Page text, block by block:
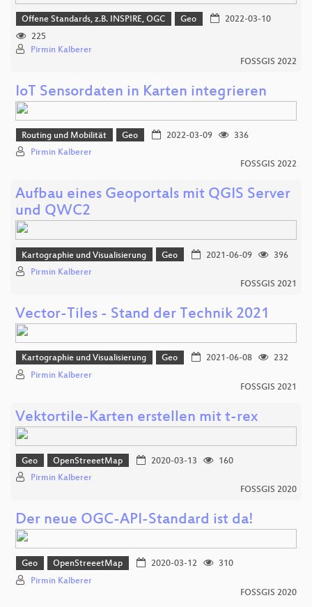
Offene Standards, z.B. INSPIRE, OGC Geo
2022-03-10
225
Pirmin Kalberer
FOSSGIS 2022
IoT Sensordaten in Karten integrieren
Routing und Mobilität Geo 2022-03-09
336
Pirmin Kalberer
FOSSGIS 2022
Aufbau eines Geoportals mit QGIS Server
und QWC2
Kartographie und Visualisierung Geo 2021-06-09
396
Pirmin Kalberer
FOSSGIS 2021
Vector-Tiles - Stand der Technik 2021
Kartographie und Visualisierung Geo 2021-06-08
232
Pirmin Kalberer
FOSSGIS 2021
Vektortile-Karten erstellen mit t-rex
Geo OpenStreeetMap 2020-03-13
160
Pirmin Kalberer
FOSSGIS 2020
Der neue OGC-API-Standard ist da!
Geo OpenStreeetMap 2020-03-12
310
Pirmin Kalberer
FOSSGIS 2020